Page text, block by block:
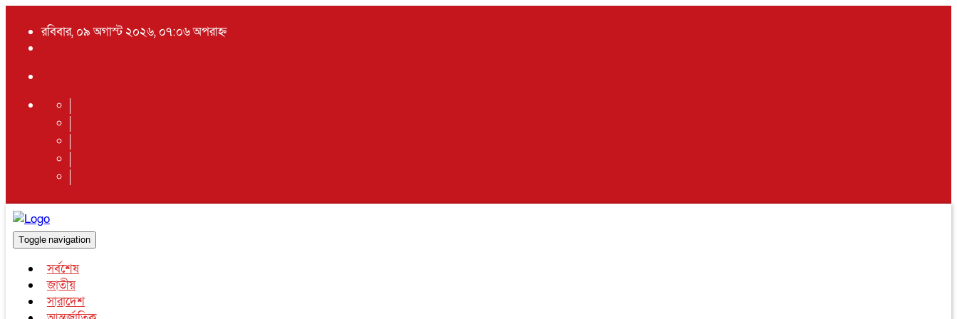
রবিবার, ০৯ অগাস্ট ২০২৬, ০৭:০৬ অপরাহ্ন
Toggle navigation
সর্বশেষ
জাতীয়
সারাদেশ